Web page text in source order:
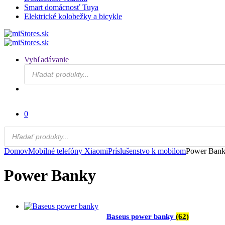
Smart domácnosť Tuya
Elektrické kolobežky a bicykle
Vyhľadávanie
Products
search
0
Products
search
DomovMobilné telefóny XiaomiPríslušenstvo k mobilomPower
Power Banky
Baseus power banky (62)